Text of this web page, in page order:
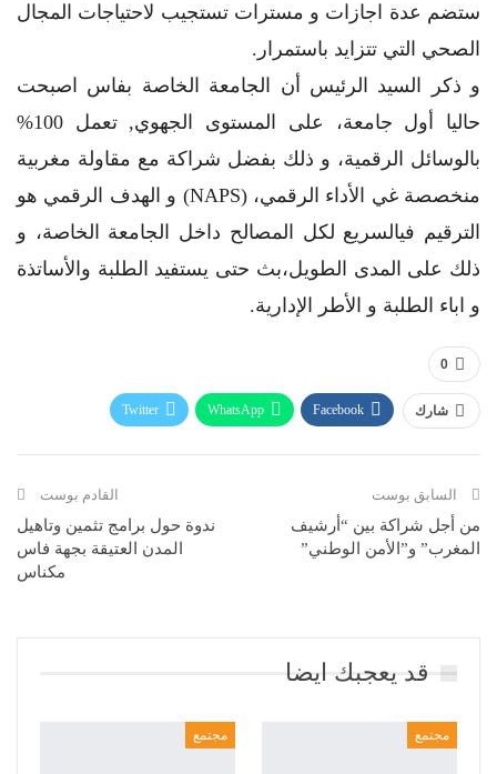
ستضم عدة اجازات و مسترات تستجيب لاحتياجات المجال
الصحي التي تتزايد باستمرار.
و ذكر السيد الرئيس أن الجامعة الخاصة بفاس اصبحت
حاليا أول جامعة، على المستوى الجهوي, تعمل 100%
بالوسائل الرقمية، و ذلك بفضل شراكة مع مقاولة مغربية
منخصصة غي الأداء الرقمي، (NAPS) و الهدف الرقمي هو
الترقيم فيالسريع لكل المصالح داخل الجامعة الخاصة، و
ذلك على المدى الطويل،بث حتى يستفيد الطلبة والأساتذة
و اباء الطلبة و الأطر الإدارية.
0
شارك Facebook
WhatsApp
Twitter
السابق بوست
من أجل شراكة بين “أرشيف
المغرب” و”الأمن الوطني”
القادم بوست
ندوة حول برامج تثمين وتاهيل
المدن العتيقة بجهة فاس
مكناس
قد يعجبك ايضا
مجتمع مجتمع